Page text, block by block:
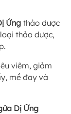
Ứng thảo dược
thảo dược,
viêm, giảm
mề đay và
Dị Ứng